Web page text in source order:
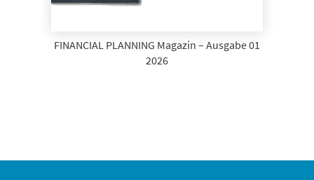
FINANCIAL PLANNING Magazin – Ausgabe 01
2026